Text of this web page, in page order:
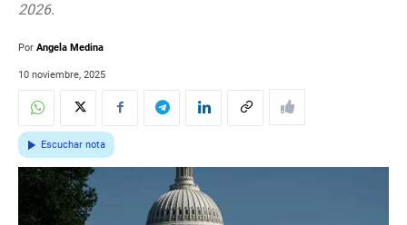
2026.
Por Angela Medina
10 noviembre, 2025
Escuchar nota